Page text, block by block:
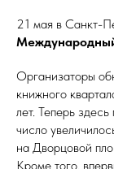
21 мая в Санкт-
Организаторы
книжного
лет. Теперь
число
на Дворцовой
Кроме того,